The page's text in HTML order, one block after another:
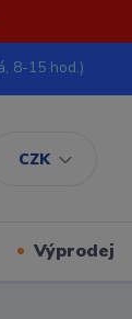
CZK
8-15 hod.)
Výprodej